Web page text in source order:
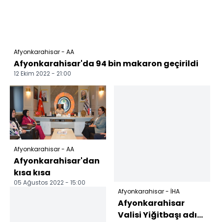
Afyonkarahisar - AA
Afyonkarahisar'da 94 bin makaron geçirildi
12 Ekim 2022 - 21:00
Afyonkarahisar - AA
Afyonkarahisar'dan
kısa kısa
05 Ağustos 2022 - 15:00
Afyonkarahisar - İHA
Afyonkarahisar
Valisi Yiğitbaşı adım